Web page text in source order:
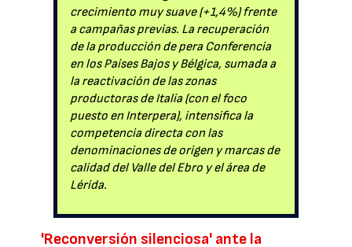
crecimiento muy suave (+1,4%) frente
a campañas previas. La recuperación
de la producción de pera Conferencia
en los Países Bajos y Bélgica, sumada a
la reactivación de las zonas
productoras de Italia (con el foco
puesto en Interpera), intensifica la
competencia directa con las
denominaciones de origen y marcas de
calidad del Valle del Ebro y el área de
Lérida.
'Reconversión silenciosa' ante la